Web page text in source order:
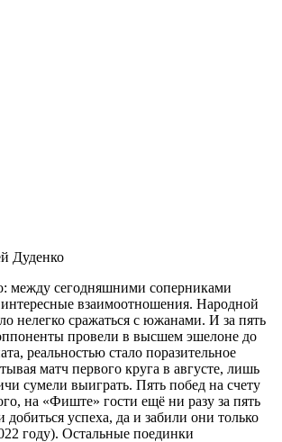
Дуденко
между сегодняшними соперниками
взаимоотношения. Народной
нелегко сражаться с южанами. И за пять
провели в высшем эшелоне до
реальностью стало поразительное
матч первого круга в августе, лишь
сумели выиграть. Пять побед на счету
на «Фиште» гости ещё ни разу за пять
успеха, да и забили они только
году). Остальные поединки